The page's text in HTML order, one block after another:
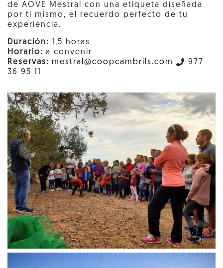
de AOVE Mestral con una etiqueta diseñada
por ti mismo, el recuerdo perfecto de tu
experiencia.
Duración: 1,5 horas
Horario: a convenir
Reservas: mestral@coopcambrils.com
977
36 95 11